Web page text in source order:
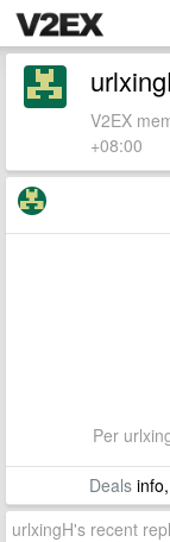
V2EX
+08:00
Per
Dealsinfo,
urlxingH's recent